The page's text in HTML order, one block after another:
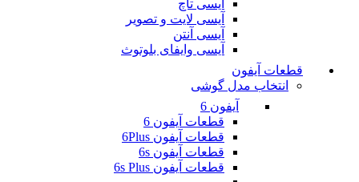
آیسی تاچ
آیسی لایت و تصویر
آیسی آنتن
آیسی وایفای بلوتوث
قطعات آیفون
انتخاب مدل گوشی
آیفون 6
قطعات آیفون 6
قطعات آیفون 6Plus
قطعات آیفون 6s
قطعات آیفون 6s Plus